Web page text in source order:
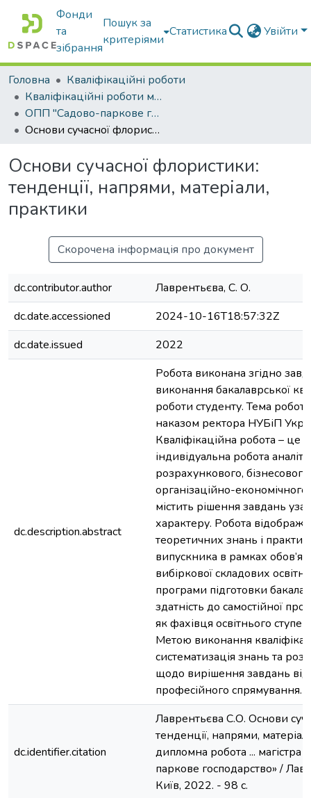
Фонди
та
зібрання
Пошук за
критеріями
Статистика Увійти
Головна
Кваліфікаційні роботи
Кваліфікаційні роботи магістрів
ОПП "Садово-паркове господарство"
Основи сучасної флористики: тенденції, напрями, матеріали, практики
Основи сучасної флористики:
тенденції, напрями, матеріали,
практики
Скорочена інформація про документ
dc.contributor.author
Лаврентьєва, С. О.
dc.date.accessioned
2024-10-16T18:57:32Z
dc.date.issued
2022
dc.description.abstract
Робота виконана згідно
виконання бакалаврської
роботи студенту. Тема
наказом ректора НУБіП
Кваліфікаційна робота – це
індивідуальна робота
розрахункового,
організаційно-
містить рішення завдань
характеру. Робота
теоретичних знань і
випускника в рамках
вибіркової складових
програми підготовки
здатність до самостійної
як фахівця освітнього
Метою виконання
систематизація знань та
щодо вирішення завдань
професійного спрямування.
dc.identifier.citation
Лаврентьєва С.О. Основи
тенденції, напрями,
дипломна робота ... магістра
паркове господарство» /
Київ, 2022. - 98 с.